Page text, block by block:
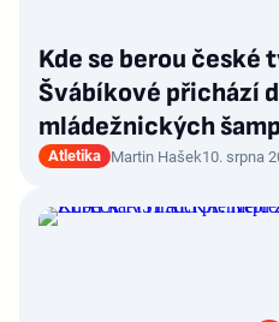
Kde se berou české
Švábíkové přichází
mládežnických
Atletika Martin Hašek10. srpna